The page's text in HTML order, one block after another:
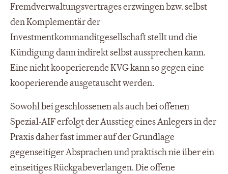
Fremdverwaltungsvertrages erzwingen bzw. selbst
den Komplementär der
Investmentkommanditgesellschaft stellt und die
Kündigung dann indirekt selbst aussprechen kann.
Eine nicht kooperierende KVG kann so gegen eine
kooperierende ausgetauscht werden.
Sowohl bei geschlossenen als auch bei offenen
Spezial-AIF erfolgt der Ausstieg eines Anlegers in der
Praxis daher fast immer auf der Grundlage
gegenseitiger Absprachen und praktisch nie über ein
einseitiges Rückgabeverlangen. Die offene